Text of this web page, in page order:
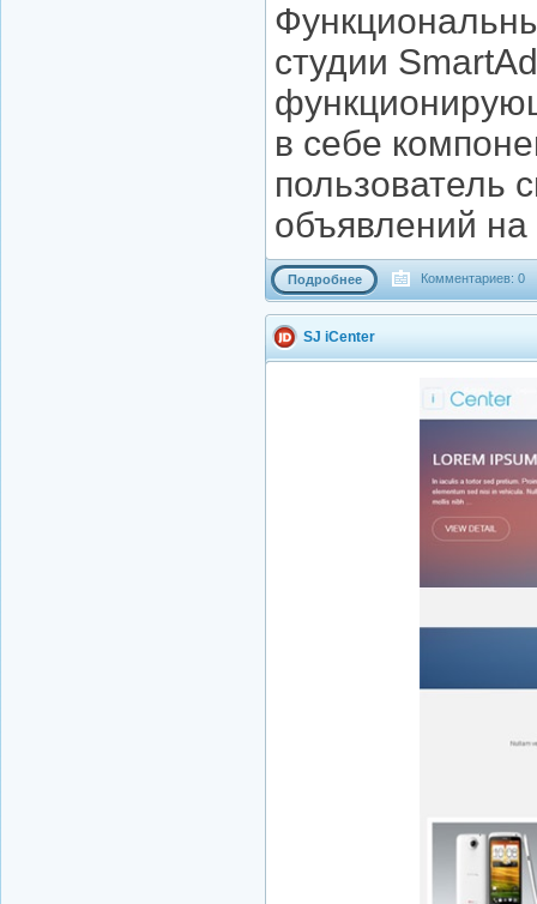
студии
в себе
пользователь
объявлений на
Подробнее Комментариев: 0
SJ iCenter